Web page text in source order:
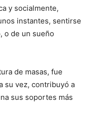
y socialmente,
instantes, sentirse
o de un sueño
de masas, fue
su vez, contribuyó a
sus soportes más